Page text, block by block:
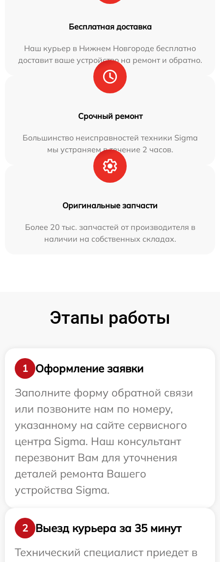
Бесплатная доставка
Наш курьер в Нижнем Новгороде бесплатно
доставит ваше устройство на ремонт и обратно.
Срочный ремонт
Большинство неисправностей техники Sigma
мы устраняем в течение 2 часов.
Оригинальные запчасти
Более 20 тыс. запчастей от производителя в
наличии на собственных складах.
Этапы работы
1
Оформление заявки
Заполните форму обратной связи
или позвоните нам по номеру,
указанному на сайте сервисного
центра Sigma. Наш консультант
перезвонит Вам для уточнения
деталей ремонта Вашего
устройства Sigma.
2
Выезд курьера за 35 минут
Технический специалист приедет в